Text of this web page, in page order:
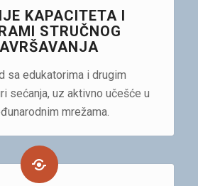
KAPACITETA I
STRUČNOG
sa edukatorima i drugim
sećanja, uz aktivno učešće u
mrežama.